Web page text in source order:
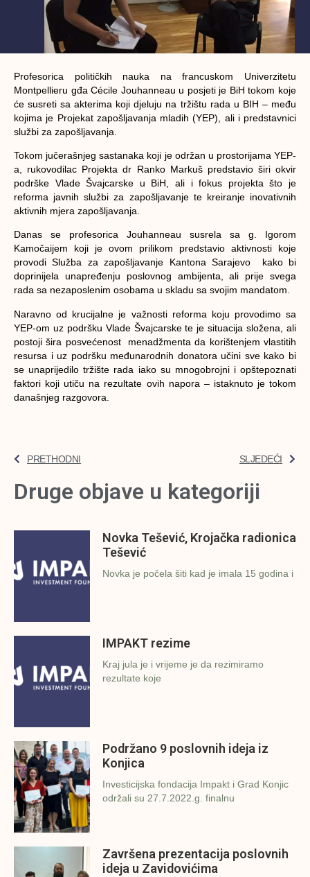
Profesorica političkih nauka na francuskom Univerzitetu
Montpellieru gđa Cécile Jouhanneau u posjeti je BiH tokom koje
će susreti sa akterima koji djeluju na tržištu rada u BIH – među
kojima je Projekat zapošljavanja mladih (YEP), ali i predstavnici
službi za zapošljavanja.
Tokom jučerašnjeg sastanaka koji je održan u prostorijama YEP-
a, rukovodilac Projekta dr Ranko Markuš predstavio širi okvir
podrške Vlade Švajcarske u BiH, ali i fokus projekta što je
reforma javnih službi za zapošljavanje te kreiranje inovativnih
aktivnih mjera zapošljavanja.
Danas se profesorica Jouhanneau susrela sa g. Igorom
Kamočaijem koji je ovom prilikom predstavio aktivnosti koje
provodi Služba za zapošljavanje Kantona Sarajevo kako bi
doprinijela unapređenju poslovnog ambijenta, ali prije svega
rada sa nezaposlenim osobama u skladu sa svojim mandatom.
Naravno od krucijalne je važnosti reforma koju provodimo sa
YEP-om uz podršku Vlade Švajcarske te je situacija složena, ali
postoji šira posvećenost menadžmenta da korištenjem vlastitih
resursa i uz podršku međunarodnih donatora učini sve kako bi
se unaprijedilo tržište rada iako su mnogobrojni i opštepoznati
faktori koji utiču na rezultate ovih napora – istaknuto je tokom
današnjeg razgovora.
PRETHODNI SLJEDEĆI
Druge objave u kategoriji
Novka Tešević, Krojačka radionica
Tešević
Novka je počela šiti kad je imala 15 godina i
IMPAKT rezime
Kraj jula je i vrijeme je da rezimiramo
rezultate koje
Podržano 9 poslovnih ideja iz
Konjica
Investicijska fondacija Impakt i Grad Konjic
održali su 27.7.2022.g. finalnu
Završena prezentacija poslovnih
ideja u Zavidovićima